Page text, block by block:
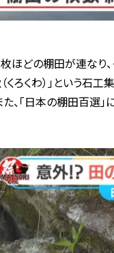
枚ほどの棚田が連な
ろくわ）」という石
、「日本の棚田百選